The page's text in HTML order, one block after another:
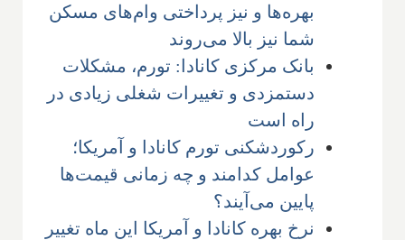
بهره‌ها و نیز پرداختی وام‌های مسکن
شما نیز بالا می‌روند
بانک مرکزی کانادا: تورم، مشکلات
دستمزدی و تغییرات شغلی زیادی در
راه است
رکوردشکنی تورم کانادا و آمریکا؛
عوامل کدامند و چه زمانی قیمت‌ها
پایین می‌آیند؟
نرخ بهره کانادا و آمریکا این ماه تغییر